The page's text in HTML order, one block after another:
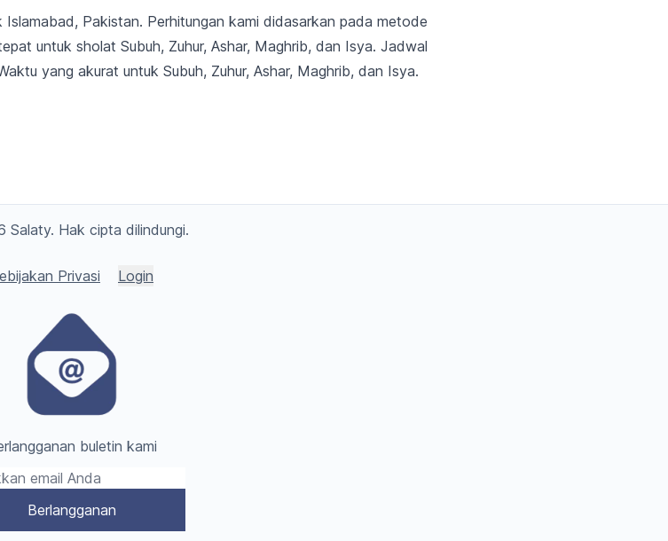
Pakistan. Perhitungan kami didasarkan pada metode
untuk sholat Subuh, Zuhur, Ashar, Maghrib, dan Isya. Jadwal
yang akurat untuk Subuh, Zuhur, Ashar, Maghrib, dan Isya.
Salaty. Hak cipta dilindungi.
Privasi Login
buletin kami